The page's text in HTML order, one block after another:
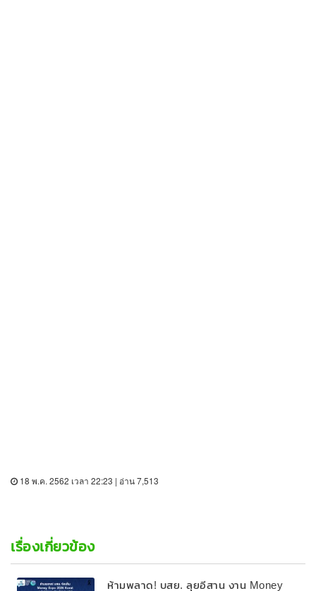
18 พ.ค. 2562 เวลา 22:23 | อ่าน 7,513
เรื่องเกี่ยวข้อง
ห้ามพลาด! บสย. ลุยอีสาน งาน Money